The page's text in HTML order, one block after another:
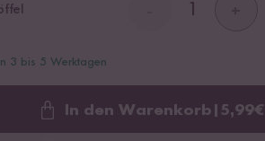
3 bis 5 Werktagen
Loading...
In den Warenkorb 5,99€